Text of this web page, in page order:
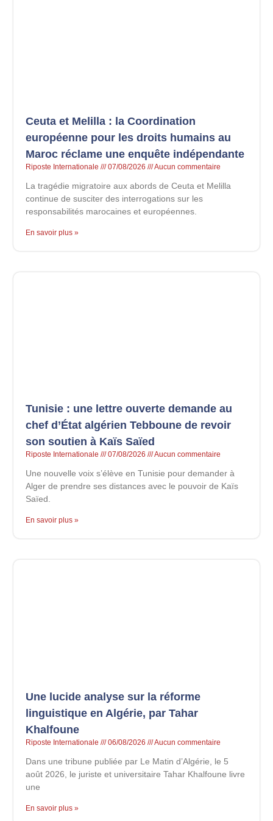
Ceuta et Melilla : la Coordination
européenne pour les droits humains au
Maroc réclame une enquête indépendante
Riposte Internationale 07/08/2026 Aucun commentaire
La tragédie migratoire aux abords de Ceuta et Melilla
continue de susciter des interrogations sur les
responsabilités marocaines et européennes.
En savoir plus »
Tunisie : une lettre ouverte demande au
chef d’État algérien Tebboune de revoir
son soutien à Kaïs Saïed
Riposte Internationale 07/08/2026 Aucun commentaire
Une nouvelle voix s’élève en Tunisie pour demander à
Alger de prendre ses distances avec le pouvoir de Kaïs
Saïed.
En savoir plus »
Une lucide analyse sur la réforme
linguistique en Algérie, par Tahar
Khalfoune
Riposte Internationale 06/08/2026 Aucun commentaire
Dans une tribune publiée par Le Matin d’Algérie, le 5
août 2026, le juriste et universitaire Tahar Khalfoune livre
une
En savoir plus »